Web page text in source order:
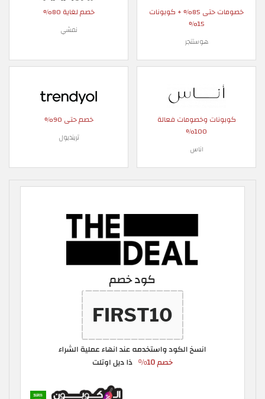
خصومات حتى 85% + كوبونات
15%
هوستنجر
خصم لغاية 80%
نمشي
كوبونات وخصومات فعالة
100%
اناس
خصم حتى 90%
ترينديول